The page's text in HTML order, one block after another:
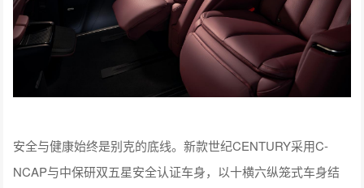
安全与健康始终是别克的底线。新款世纪CENTURY采用C-
NCAP与中保研双五星安全认证车身，以十横六纵笼式车身结